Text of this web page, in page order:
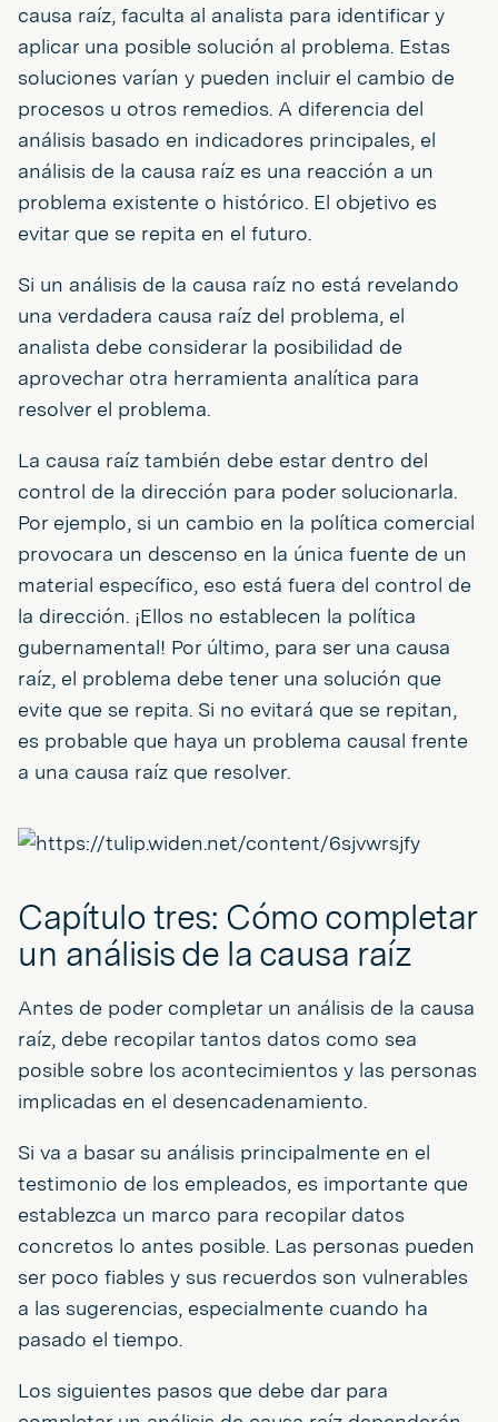
causa raíz, faculta al analista para identificar y
aplicar una posible solución al problema. Estas
soluciones varían y pueden incluir el cambio de
procesos u otros remedios. A diferencia del
análisis basado en indicadores principales, el
análisis de la causa raíz es una reacción a un
problema existente o histórico. El objetivo es
evitar que se repita en el futuro.
Si un análisis de la causa raíz no está revelando
una verdadera causa raíz del problema, el
analista debe considerar la posibilidad de
aprovechar otra herramienta analítica para
resolver el problema.
La causa raíz también debe estar dentro del
control de la dirección para poder solucionarla.
Por ejemplo, si un cambio en la política comercial
provocara un descenso en la única fuente de un
material específico, eso está fuera del control de
la dirección. ¡Ellos no establecen la política
gubernamental! Por último, para ser una causa
raíz, el problema debe tener una solución que
evite que se repita. Si no evitará que se repitan,
es probable que haya un problema causal frente
a una causa raíz que resolver.
Capítulo tres: Cómo completar
un análisis de la causa raíz
Antes de poder completar un análisis de la causa
raíz, debe recopilar tantos datos como sea
posible sobre los acontecimientos y las personas
implicadas en el desencadenamiento.
Si va a basar su análisis principalmente en el
testimonio de los empleados, es importante que
establezca un marco para recopilar datos
concretos lo antes posible. Las personas pueden
ser poco fiables y sus recuerdos son vulnerables
a las sugerencias, especialmente cuando ha
pasado el tiempo.
Los siguientes pasos que debe dar para